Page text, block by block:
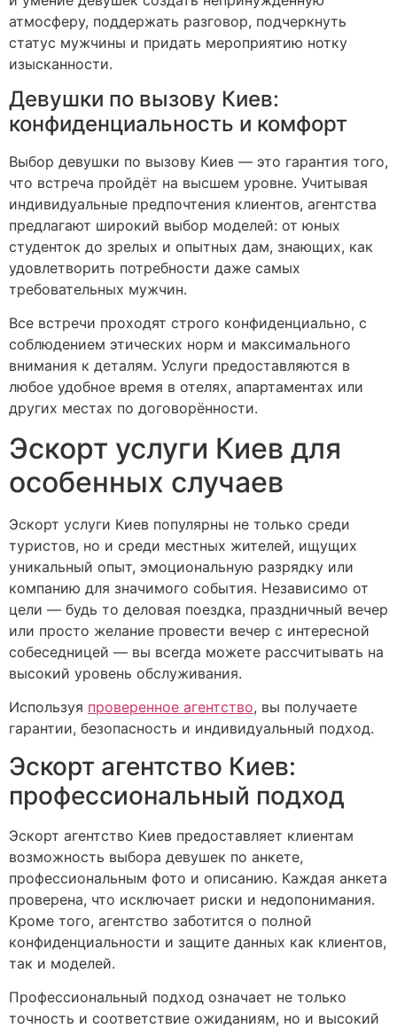
атмосферу, поддержать разговор, подчеркнуть
статус мужчины и придать мероприятию нотку
изысканности.
Девушки по вызову Киев:
конфиденциальность и комфорт
Выбор девушки по вызову Киев — это гарантия того,
что встреча пройдёт на высшем уровне. Учитывая
индивидуальные предпочтения клиентов, агентства
предлагают широкий выбор моделей: от юных
студенток до зрелых и опытных дам, знающих, как
удовлетворить потребности даже самых
требовательных мужчин.
Все встречи проходят строго конфиденциально, с
соблюдением этических норм и максимального
внимания к деталям. Услуги предоставляются в
любое удобное время в отелях, апартаментах или
других местах по договорённости.
Эскорт услуги Киев для
особенных случаев
Эскорт услуги Киев популярны не только среди
туристов, но и среди местных жителей, ищущих
уникальный опыт, эмоциональную разрядку или
компанию для значимого события. Независимо от
цели — будь то деловая поездка, праздничный вечер
или просто желание провести вечер с интересной
собеседницей — вы всегда можете рассчитывать на
высокий уровень обслуживания.
Используя проверенное агентство, вы получаете
гарантии, безопасность и индивидуальный подход.
Эскорт агентство Киев:
профессиональный подход
Эскорт агентство Киев предоставляет клиентам
возможность выбора девушек по анкете,
профессиональным фото и описанию. Каждая анкета
проверена, что исключает риски и недопонимания.
Кроме того, агентство заботится о полной
конфиденциальности и защите данных как клиентов,
так и моделей.
Профессиональный подход означает не только
точность и соответствие ожиданиям, но и высокий